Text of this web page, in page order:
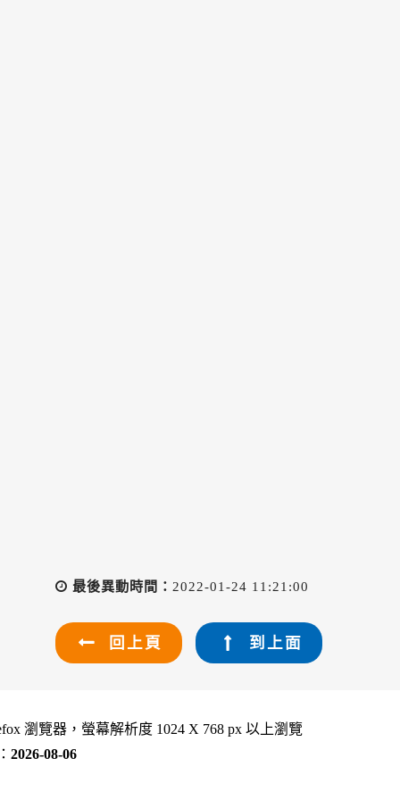
最後異動時間： 2022-01-24 11:21:00
回上頁 到上面
瀏覽器，螢幕解析度 1024 X 768 px 以上瀏覽
2026-08-06